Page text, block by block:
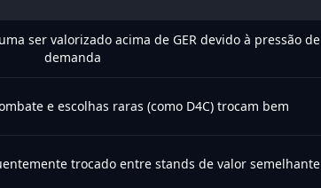
ser valorizado acima de GER devido à pressão de
demanda
e escolhas raras (como D4C) trocam bem
trocado entre stands de valor semelhante